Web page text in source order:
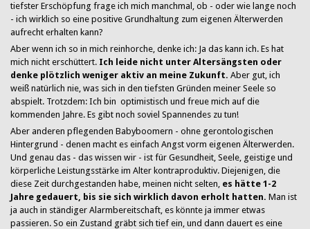
tiefster Erschöpfung frage ich mich manchmal, ob - oder wie lange noch
- ich wirklich so eine positive Grundhaltung zum eigenen Älterwerden
aufrecht erhalten kann?
Aber wenn ich so in mich reinhorche, denke ich: Ja das kann ich. Es hat
mich nicht erschüttert. Ich leide nicht unter Altersängsten oder
denke plötzlich weniger aktiv an meine Zukunft. Aber gut, ich
weiß natürlich nie, was sich in den tiefsten Gründen meiner Seele so
abspielt. Trotzdem: Ich bin optimistisch und freue mich auf die
kommenden Jahre. Es gibt noch soviel Spannendes zu tun!
Aber anderen pflegenden Babyboomern - ohne gerontologischen
Hintergrund - denen macht es einfach Angst vorm eigenen Älterwerden.
Und genau das - das wissen wir - ist für Gesundheit, Seele, geistige und
körperliche Leistungsstärke im Alter kontraproduktiv. Diejenigen, die
diese Zeit durchgestanden habe, meinen nicht selten, es hätte 1-2
Jahre gedauert, bis sie sich wirklich davon erholt hatten. Man ist
ja auch in ständiger Alarmbereitschaft, es könnte ja immer etwas
passieren. So ein Zustand gräbt sich tief ein, und dann dauert es eine